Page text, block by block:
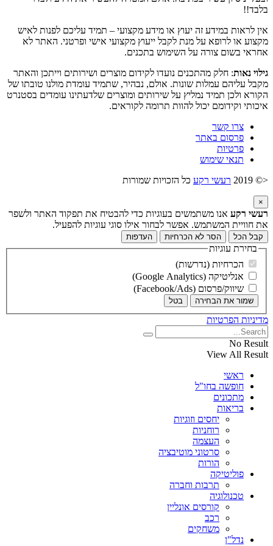
בלבד!!
אין לראות במידע זה יעוץ או מידע מקצועי – תמיד עליכם לפנות לאיש
מקצוע או לרופא על מנת לקבל ייעוץ מקצועי אישי ופרטני. האתר לא
אחראי בשום צורה על השימוש בתכנים.
גילוי נאות: חלק מהתכנים נועדו לקידום מוצרים ושירותים וייתכן והאתר
מקבל עליהם עמלות שונות. אולם, נבהיר, שתמיד עומדת מולנו טובתו של
הקורא ולכן תמיד נמליץ על שירותים ומוצרים שלדעתינו עומדים בסטנרט
איכותי וקידומם יכול להוות תרומה לקוראים.
צרו קשר
פרסום באתר
פרטיות
תנאי שימוש
<© 2019
רעשי רקע כל הזכויות שמורות
×
רעשי רקע אנו משתמשים בעוגיות כדי להבטיח את תפקוד האתר ולשפר
את חוויית המשתמש. אפשר לבחור אילו סוגי עוגיות להפעיל.
קבל הכל הסר לא הכרחיות העדפות
בחירת עוגיות
הכרחיות (נדרשות)
אנליטיקה (Google Analytics)
שיווק/פרסום (Facebook/Ads)
שמור את הבחירה בטל
מדיניות הפרטיות
No Result
View All Result
ראשי
חופשה בחו"ל
מתכונים
בריאות
יחסים וזוגיות
רוחניות
העצמה
סרטוני מוטיבציה
הורות
פוליטיקה
תרבות וחברה
טכנולוגיה
קורסים אונליין
רכב
משחקים
נדל"ן